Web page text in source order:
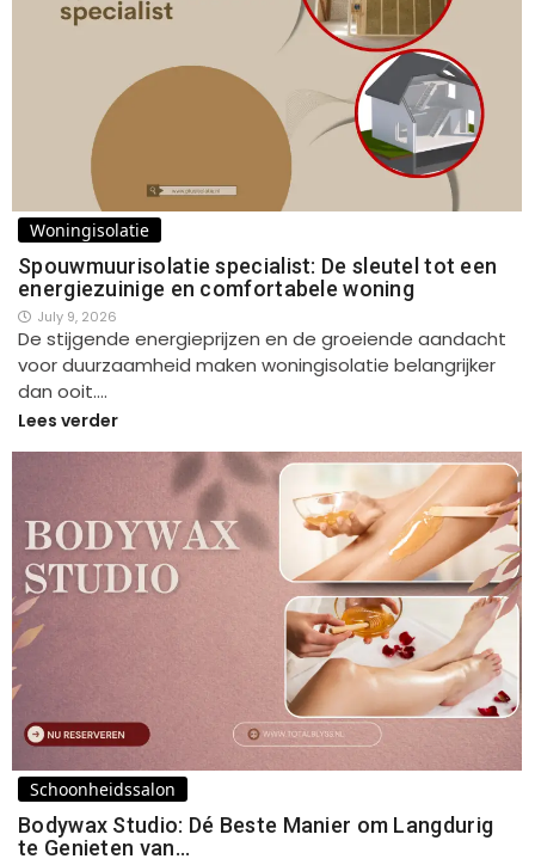
Woningisolatie
Spouwmuurisolatie specialist: De sleutel tot een
energiezuinige en comfortabele woning
July 9, 2026
De stijgende energieprijzen en de groeiende aandacht
voor duurzaamheid maken woningisolatie belangrijker
dan ooit.…
Lees verder
Schoonheidssalon
Bodywax Studio: Dé Beste Manier om Langdurig
te Genieten van…